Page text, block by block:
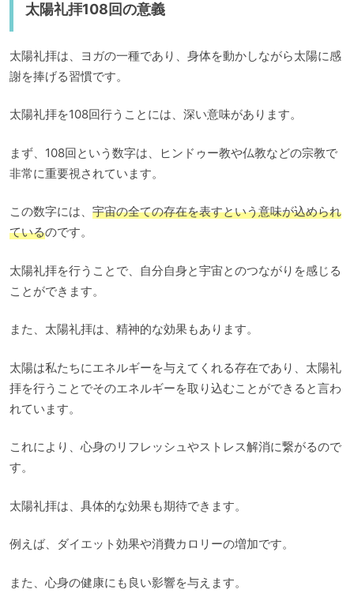
太陽礼拝108回の意義
太陽礼拝は、ヨガの一種であり、身体を動かしながら太陽に感
謝を捧げる習慣です。
太陽礼拝を108回行うことには、深い意味があります。
まず、108回という数字は、ヒンドゥー教や仏教などの宗教で
非常に重要視されています。
この数字には、 宇宙の全ての存在を表すという意味が込められ
ているのです。
太陽礼拝を行うことで、自分自身と宇宙とのつながりを感じる
ことができます。
また、太陽礼拝は、精神的な効果もあります。
太陽は私たちにエネルギーを与えてくれる存在であり、太陽礼
拝を行うことでそのエネルギーを取り込むことができると言わ
れています。
これにより、心身のリフレッシュやストレス解消に繋がるので
す。
太陽礼拝は、具体的な効果も期待できます。
例えば、ダイエット効果や消費カロリーの増加です。
また、心身の健康にも良い影響を与えます。